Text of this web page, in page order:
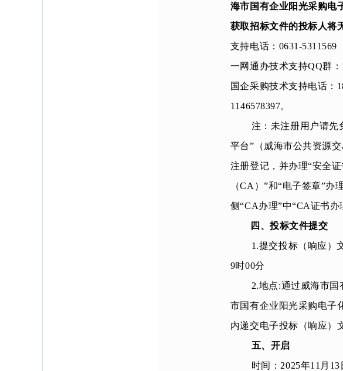
海市国有企业阳光采购电
获取招标文件的投标人将
支持电话：0631-5311569
一网通办技术支持QQ群：
国企采购技术支持电话：
1146578397。
注：未注册用户请先
平台”（威海市公共资源交
注册登记，并办理“安全
（CA）”和“电子签章”
侧“CA办理”中“CA证书办
四、投标文件提交
1.提交投标（响应）
9时00分
2.地点:通过威海市国
市国有企业阳光采购电子
内递交电子投标（响应）
五、开启
时间： 2025年11 月 13